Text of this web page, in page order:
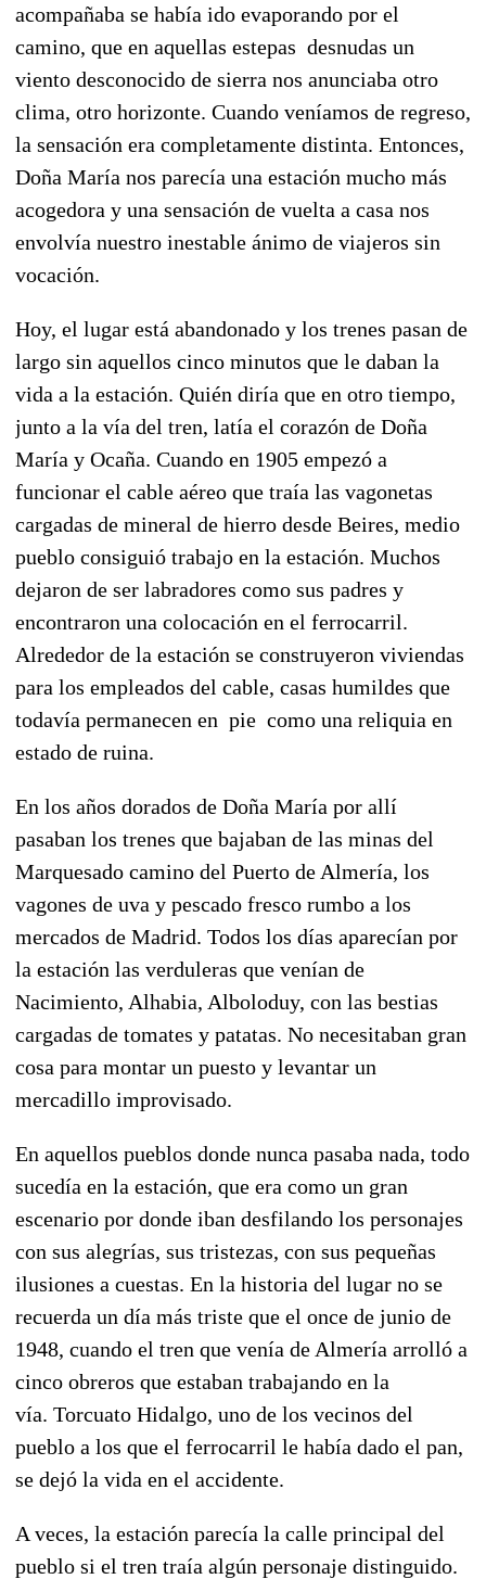
acompañaba se había ido evaporando por el
camino, que en aquellas estepas desnudas un
viento desconocido de sierra nos anunciaba otro
clima, otro horizonte. Cuando veníamos de regreso,
la sensación era completamente distinta. Entonces,
Doña María nos parecía una estación mucho más
acogedora y una sensación de vuelta a casa nos
envolvía nuestro inestable ánimo de viajeros sin
vocación.
Hoy, el lugar está abandonado y los trenes pasan de
largo sin aquellos cinco minutos que le daban la
vida a la estación. Quién diría que en otro tiempo,
junto a la vía del tren, latía el corazón de Doña
María y Ocaña. Cuando en 1905 empezó a
funcionar el cable aéreo que traía las vagonetas
cargadas de mineral de hierro desde Beires, medio
pueblo consiguió trabajo en la estación. Muchos
dejaron de ser labradores como sus padres y
encontraron una colocación en el ferrocarril.
Alrededor de la estación se construyeron viviendas
para los empleados del cable, casas humildes que
todavía permanecen en pie como una reliquia en
estado de ruina.
En los años dorados de Doña María por allí
pasaban los trenes que bajaban de las minas del
Marquesado camino del Puerto de Almería, los
vagones de uva y pescado fresco rumbo a los
mercados de Madrid. Todos los días aparecían por
la estación las verduleras que venían de
Nacimiento, Alhabia, Alboloduy, con las bestias
cargadas de tomates y patatas. No necesitaban gran
cosa para montar un puesto y levantar un
mercadillo improvisado.
En aquellos pueblos donde nunca pasaba nada, todo
sucedía en la estación, que era como un gran
escenario por donde iban desfilando los personajes
con sus alegrías, sus tristezas, con sus pequeñas
ilusiones a cuestas. En la historia del lugar no se
recuerda un día más triste que el once de junio de
1948, cuando el tren que venía de Almería arrolló a
cinco obreros que estaban trabajando en la
vía. Torcuato Hidalgo, uno de los vecinos del
pueblo a los que el ferrocarril le había dado el pan,
se dejó la vida en el accidente.
A veces, la estación parecía la calle principal del
pueblo si el tren traía algún personaje distinguido.